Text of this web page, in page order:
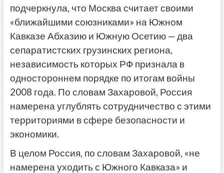
подчеркнула, что Москва считает своими
«ближайшими союзниками» на Южном
Кавказе Абхазию и Южную Осетию — два
сепаратистских грузинских региона,
независимость которых РФ признала в
одностороннем порядке по итогам войны
2008 года. По словам Захаровой, Россия
намерена углублять сотрудничество с этими
территориями в сфере безопасности и
экономики.
В целом Россия, по словам Захаровой, «не
намерена уходить с Южного Кавказа» и